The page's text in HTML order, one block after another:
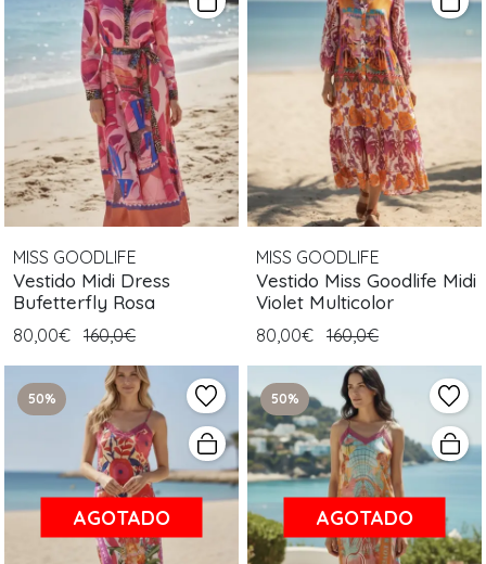
MISS GOODLIFE
Vestido Midi Dress
Bufetterfly Rosa
80,00€ 160,0€
MISS GOODLIFE
Vestido Miss Goodlife Midi
Violet Multicolor
80,00€ 160,0€
50%
AGOTADO
50%
AGOTADO